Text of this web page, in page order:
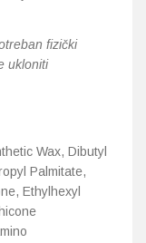
fizički
ukloniti
Wax, Dibutyl
Palmitate,
Ethylhexyl